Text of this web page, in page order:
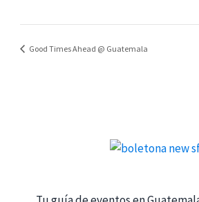
Good Times Ahead @ Guatemala